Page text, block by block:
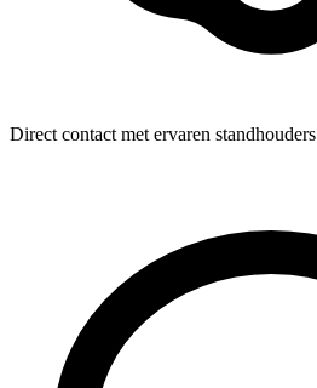
Direct contact met ervaren